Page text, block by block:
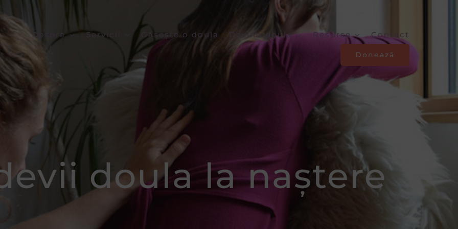
Despre Servicii Găsește o doula Devino doula Resurse Contact
Donează
doula la naștere